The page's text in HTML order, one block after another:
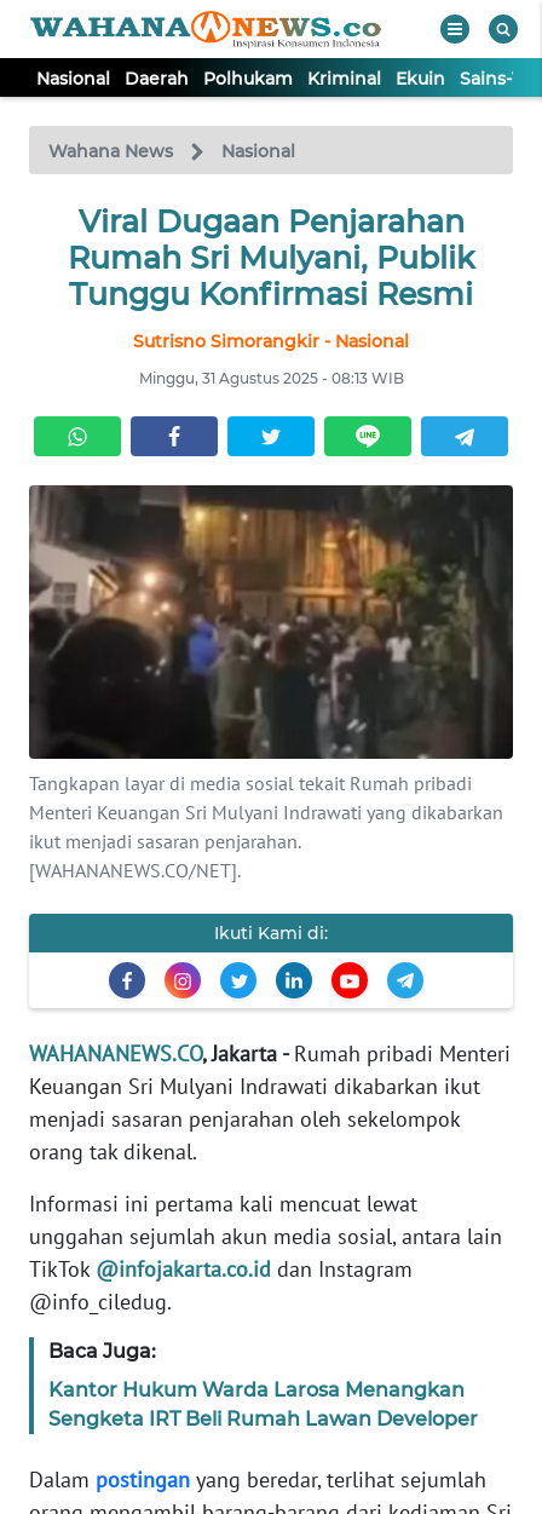
Nasional Daerah Polhukam Kriminal Ekuin Sains-
Wahana News Nasional
Viral Dugaan Penjarahan
Rumah Sri Mulyani, Publik
Tunggu Konfirmasi Resmi
Sutrisno Simorangkir - Nasional
Minggu, 31 Agustus 2025 - 08:13 WIB
Tangkapan layar di media sosial tekait Rumah pribadi
Menteri Keuangan Sri Mulyani Indrawati yang dikabarkan
ikut menjadi sasaran penjarahan.
[WAHANANEWS.CO/NET].
Ikuti Kami di:
WAHANANEWS.CO, Jakarta -Rumah pribadi Menteri
Keuangan Sri Mulyani Indrawati dikabarkan ikut
menjadi sasaran penjarahan oleh sekelompok
orang tak dikenal.
Informasi ini pertama kali mencuat lewat
unggahan sejumlah akun media sosial, antara lain
TikTok @infojakarta.co.id dan Instagram
@info_ciledug.
Baca Juga:
Kantor Hukum Warda Larosa Menangkan
Sengketa IRT Beli Rumah Lawan Developer
Dalam postingan yang beredar, terlihat sejumlah
TV
Tutup
NASIONAL
DAERAH
KRIMINAL
EKUIN
SAINS-TEKNO
KESEHATAN
SERBA-SERBI
PENDIDIKAN
Informasi
INDEKS
BERITA
KONTAK
KAMI
IKLAN
TENTANG
PEDOMAN